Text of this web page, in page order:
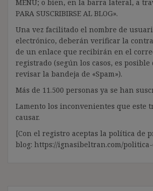
MENÚ; o bien, en la barra lateral, a
PARA SUSCRIBIRSE AL BLOG».
Una vez facilitado el nombre de
electrónico, deberán verificar la
de un enlace que recibirán en el
registrado (según los casos, es
revisar la bandeja de «Spam»).
Más de 11.500 personas ya se han
Lamento los inconvenientes que este
causar.
[Con el registro aceptas la política de
blog: https://ignasibeltran.com/